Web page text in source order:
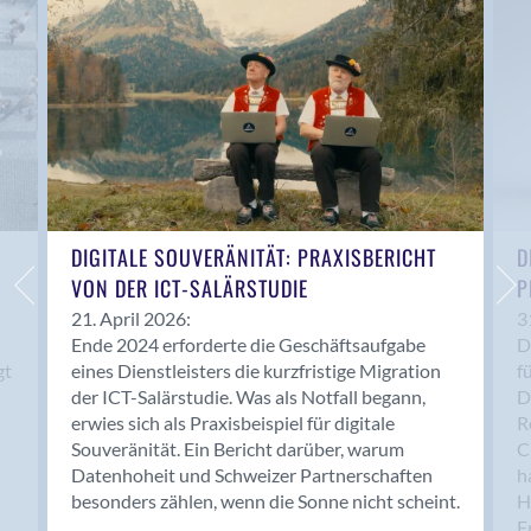
Anwil
Appenzell
Au SG
Baar
Baden
Balsthal
Balzers
Basel
Bassersdorf
Belp
Bendern
Benken (SG)
Bergdietikon
Berlin
Bern
Bern - Liebefeld
DIGITALE SOUVERÄNITÄT: PRAXISBERICHT
VON DER ICT-SALÄRSTUDIE
21. April 2026:
Ende 2024 erforderte die Geschäftsaufgabe
eines Dienstleisters die kurzfristige Migration
der ICT-Salärstudie. Was als Notfall begann,
erwies sich als Praxisbeispiel für digitale
Souveränität. Ein Bericht darüber, warum
Datenhoheit und Schweizer Partnerschaften
besonders zählen, wenn die Sonne nicht scheint.